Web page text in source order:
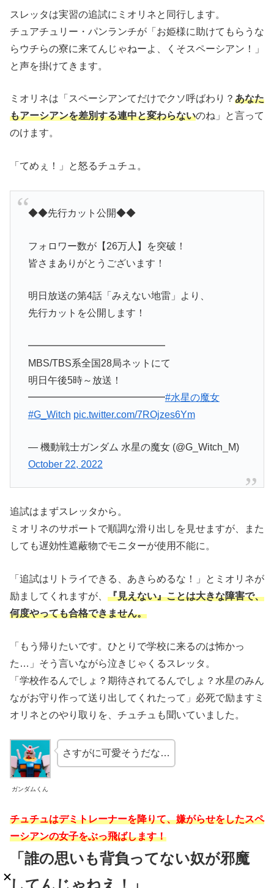
スレッタは実習の追試にミオリネと同行します。
チュアチュリー・パンランチが「お姫様に助けてもらうな
らウチらの寮に来てんじゃねーよ、くそスペーシアン！」
と声を掛けてきます。
ミオリネは「スペーシアンてだけでクソ呼ばわり？ あなた
もアーシアンを差別する連中と変わらないのね」と言って
のけます。
「てめぇ！」と怒るチュチュ。
◆◆先行カット公開◆◆
フォロワー数が【26万人】を突破！
皆さまありがとうございます！
明日放送の第4話「みえない地雷」より、
先行カットを公開します！
━━━━━━━━━━━━━━
MBS/TBS系全国28局ネットにて
明日午後5時～放送！
━━━━━━━━━━━━━━#水星の魔女
#G_Witch pic.twitter.com/7ROjzes6Ym
— 機動戦士ガンダム 水星の魔女 (@G_Witch_M)
October 22, 2022
追試はまずスレッタから。
ミオリネのサポートで順調な滑り出しを見せますが、また
しても遅効性遮蔽物でモニターが使用不能に。
「追試はリトライできる、あきらめるな！」とミオリネが
励ましてくれますが、 『見えない』ことは大きな障害で、
何度やっても合格できません。
「もう帰りたいです。ひとりで学校に来るのは怖かっ
た…」そう言いながら泣きじゃくるスレッタ。
「学校作るんでしょ？期待されてるんでしょ？水星のみん
ながお守り作って送り出してくれたって」必死で励ますミ
オリネとのやり取りを、チュチュも聞いていました。
ガンダムくん
さすがに可愛そうだな…
チュチュはデミトレーナーを降りて、嫌がらせをしたスペ
ーシアンの女子をぶっ飛ばします！
「誰の思いも背負ってない奴が邪魔
してんじゃねえ！」